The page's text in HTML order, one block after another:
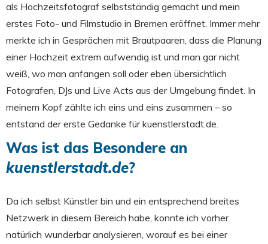
als Hochzeitsfotograf selbstständig gemacht und mein
erstes Foto- und Filmstudio in Bremen eröffnet. Immer mehr
merkte ich in Gesprächen mit Brautpaaren, dass die Planung
einer Hochzeit extrem aufwendig ist und man gar nicht
weiß, wo man anfangen soll oder eben übersichtlich
Fotografen, DJs und Live Acts aus der Umgebung findet. In
meinem Kopf zählte ich eins und eins zusammen – so
entstand der erste Gedanke für kuenstlerstadt.de.
Was ist das Besondere an
kuenstlerstadt.de?
Da ich selbst Künstler bin und ein entsprechend breites
Netzwerk in diesem Bereich habe, konnte ich vorher
natürlich wunderbar analysieren, worauf es bei einer